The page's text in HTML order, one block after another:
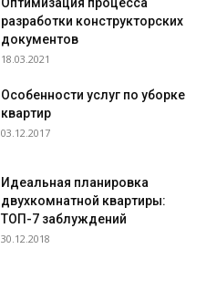
разработки конструкторских
документов
18.03.2021
Особенности услуг по уборке
квартир
03.12.2017
Идеальная планировка
двухкомнатной квартиры:
ТОП-7 заблуждений
30.12.2018